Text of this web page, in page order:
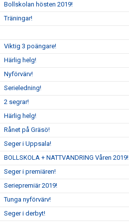
Bollskolan hösten 2019!
Träningar!
Viktig 3 poängare!
Härlig helg!
Nyförvärv!
Serieledning!
2 segrar!
Härlig helg!
Rånet på Gräsö!
Seger i Uppsala!
BOLLSKOLA + NATTVANDRING Våren 2019!
Seger i premiären!
Seriepremiär 2019!
Tunga nyförvärv!
Seger i derbyt!